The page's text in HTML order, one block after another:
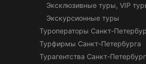
Эксклюзивные туры, VIP
Экскурсионные туры
Туроператоры Санкт-
Турфирмы Санкт-Петербурга
Турагентства Санкт-